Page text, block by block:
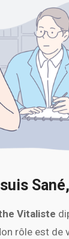
Sané,
Vitaliste
rôle est de